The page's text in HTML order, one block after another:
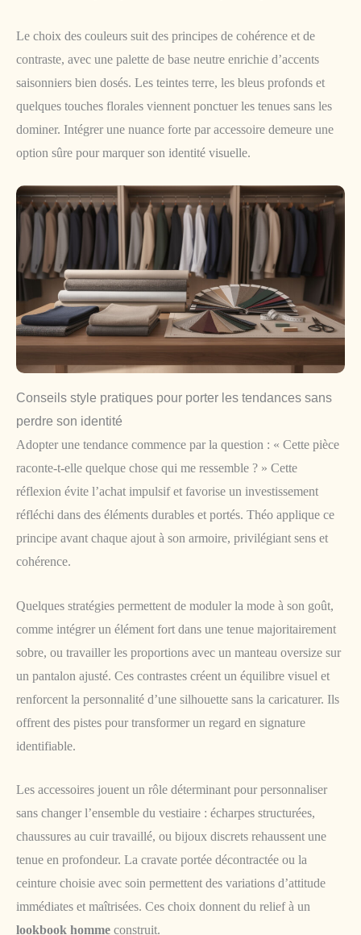
Le choix des couleurs suit des principes de cohérence et de
contraste, avec une palette de base neutre enrichie d’accents
saisonniers bien dosés. Les teintes terre, les bleus profonds et
quelques touches florales viennent ponctuer les tenues sans les
dominer. Intégrer une nuance forte par accessoire demeure une
option sûre pour marquer son identité visuelle.
Conseils style pratiques pour porter les tendances sans
perdre son identité
Adopter une tendance commence par la question : « Cette pièce
raconte-t-elle quelque chose qui me ressemble ? » Cette
réflexion évite l’achat impulsif et favorise un investissement
réfléchi dans des éléments durables et portés. Théo applique ce
principe avant chaque ajout à son armoire, privilégiant sens et
cohérence.
Quelques stratégies permettent de moduler la mode à son goût,
comme intégrer un élément fort dans une tenue majoritairement
sobre, ou travailler les proportions avec un manteau oversize sur
un pantalon ajusté. Ces contrastes créent un équilibre visuel et
renforcent la personnalité d’une silhouette sans la caricaturer. Ils
offrent des pistes pour transformer un regard en signature
identifiable.
Les accessoires jouent un rôle déterminant pour personnaliser
sans changer l’ensemble du vestiaire : écharpes structurées,
chaussures au cuir travaillé, ou bijoux discrets rehaussent une
tenue en profondeur. La cravate portée décontractée ou la
ceinture choisie avec soin permettent des variations d’attitude
immédiates et maîtrisées. Ces choix donnent du relief à un
lookbook homme construit.